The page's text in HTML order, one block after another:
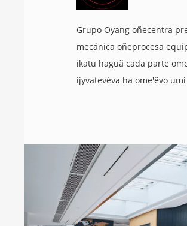
Grupo Oyang oñecentra
mecánica oñeprocesa
ikatu haguã cada parte
ijyvatevéva ha ome'ëvo